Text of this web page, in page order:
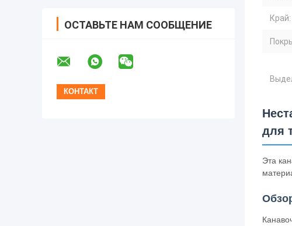
ОСТАВЬТЕ НАМ СООБЩЕНИЕ
Край:
для
Эта